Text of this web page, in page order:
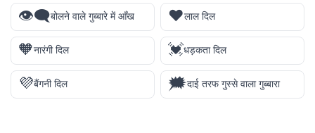
👁️‍🗨️बोलने वाले गुब्बारे में आँख ❤️लाल दिल
🧡नारंगी दिल 💓धड़कता दिल
💜बैंगनी दिल 🗯️दाई तरफ गुस्से वाला गुब्बारा